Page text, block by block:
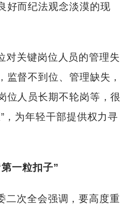
好而纪法观念淡漠的现
对关键岗位人员的管理失
监督不到位、管理缺失，
位人员长期不轮岗等，很
，为年轻干部提供权力寻
一粒扣子”
二次全会强调，要高度重